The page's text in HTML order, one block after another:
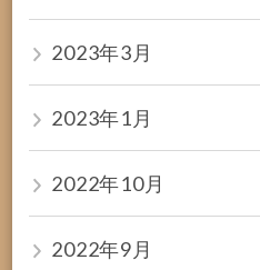
2023年3月
2023年1月
2022年10月
2022年9月